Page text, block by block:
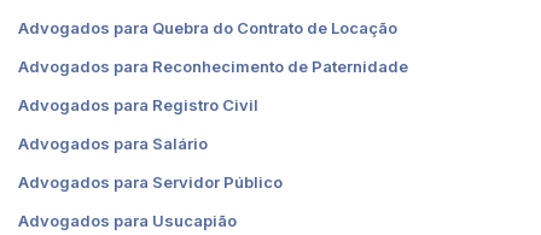
Advogados para Quebra do Contrato de Locação
Advogados para Reconhecimento de Paternidade
Advogados para Registro Civil
Advogados para Salário
Advogados para Servidor Público
Advogados para Usucapião